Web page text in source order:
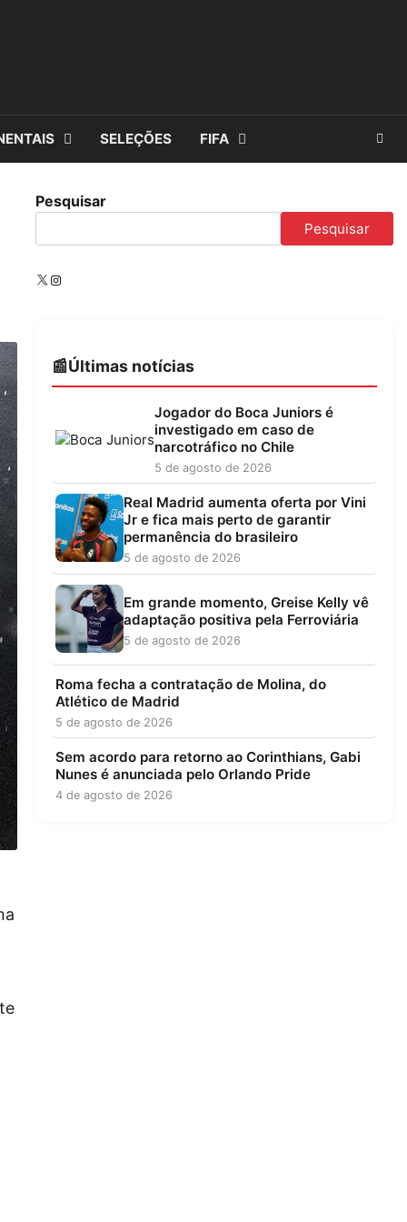
SELEÇÕES FIFA
Pesquisar
Pesquisar
X Instagram
Últimas notícias
Jogador do Boca Juniors é
investigado em caso de
narcotráfico no Chile
5 de agosto de 2026
Real Madrid aumenta oferta por Vini
Jr e fica mais perto de garantir
permanência do brasileiro
5 de agosto de 2026
Em grande momento, Greise Kelly vê
adaptação positiva pela Ferroviária
5 de agosto de 2026
Roma fecha a contratação de Molina, do
Atlético de Madrid
5 de agosto de 2026
Sem acordo para retorno ao Corinthians, Gabi
Nunes é anunciada pelo Orlando Pride
4 de agosto de 2026